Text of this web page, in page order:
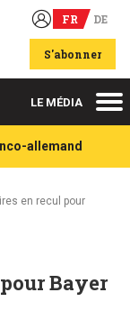
FR DE
S'abonner
LE MÉDIA
allemand
en recul pour
Bayer